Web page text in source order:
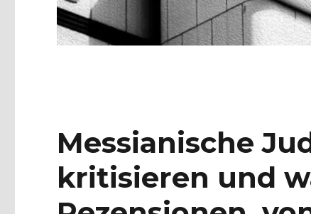
Messianische
kritisieren und